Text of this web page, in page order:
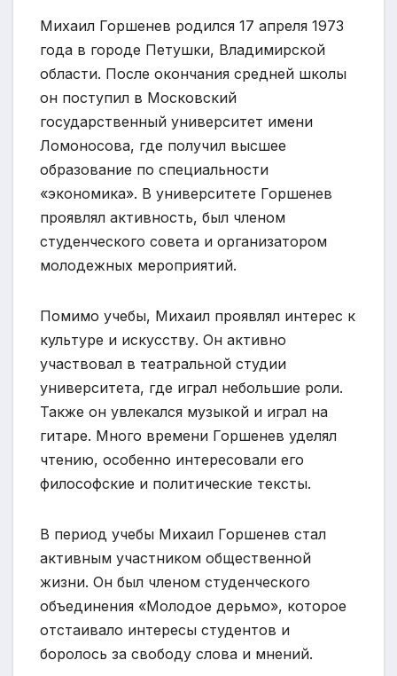
Михаил Горшенев родился 17 апреля 1973
года в городе Петушки, Владимирской
области. После окончания средней школы
он поступил в Московский
государственный университет имени
Ломоносова, где получил высшее
образование по специальности
«экономика». В университете Горшенев
проявлял активность, был членом
студенческого совета и организатором
молодежных мероприятий.
Помимо учебы, Михаил проявлял интерес к
культуре и искусству. Он активно
участвовал в театральной студии
университета, где играл небольшие роли.
Также он увлекался музыкой и играл на
гитаре. Много времени Горшенев уделял
чтению, особенно интересовали его
философские и политические тексты.
В период учебы Михаил Горшенев стал
активным участником общественной
жизни. Он был членом студенческого
объединения «Молодое дерьмо», которое
отстаивало интересы студентов и
боролось за свободу слова и мнений.